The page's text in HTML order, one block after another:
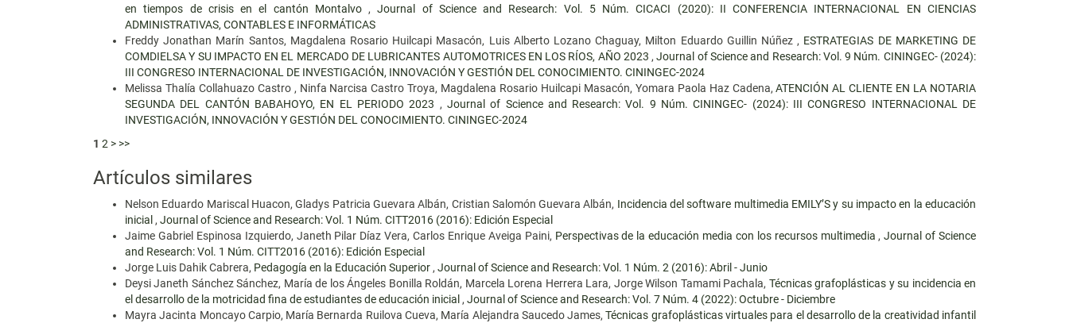
en tiempos de crisis en el cantón Montalvo ,Journal of Science and Research: Vol. 5 Núm. CICACI (2020): II CONFERENCIA INTERNACIONAL EN CIENCIAS
ADMINISTRATIVAS, CONTABLES E INFORMÁTICAS
Freddy Jonathan Marín Santos, Magdalena Rosario Huilcapi Masacón, Luis Alberto Lozano Chaguay, Milton Eduardo Guillin Núñez , ESTRATEGIAS DE MARKETING DE
COMDIELSA Y SU IMPACTO EN EL MERCADO DE LUBRICANTES AUTOMOTRICES EN LOS RÍOS, AÑO 2023 ,Journal of Science and Research: Vol. 9 Núm. CININGEC- (2024):
III CONGRESO INTERNACIONAL DE INVESTIGACIÓN, INNOVACIÓN Y GESTIÓN DEL CONOCIMIENTO. CININGEC-2024
Melissa Thalía Collahuazo Castro , Ninfa Narcisa Castro Troya, Magdalena Rosario Huilcapi Masacón, Yomara Paola Haz Cadena,ATENCIÓN AL CLIENTE EN LA NOTARIA
SEGUNDA DEL CANTÓN BABAHOYO, EN EL PERIODO 2023 , Journal of Science and Research: Vol. 9 Núm. CININGEC- (2024): III CONGRESO INTERNACIONAL DE
INVESTIGACIÓN, INNOVACIÓN Y GESTIÓN DEL CONOCIMIENTO. CININGEC-2024
1 2 > >>
Artículos similares
Nelson Eduardo Mariscal Huacon, Gladys Patricia Guevara Albán, Cristian Salomón Guevara Albán, Incidencia del software multimedia EMILY’S y su impacto en la educación
inicial , Journal of Science and Research: Vol. 1 Núm. CITT2016 (2016): Edición Especial
Jaime Gabriel Espinosa Izquierdo, Janeth Pilar Díaz Vera, Carlos Enrique Aveiga Paini, Perspectivas de la educación media con los recursos multimedia ,Journal of Science
and Research: Vol. 1 Núm. CITT2016 (2016): Edición Especial
Jorge Luis Dahik Cabrera, Pedagogía en la Educación Superior , Journal of Science and Research: Vol. 1 Núm. 2 (2016): Abril - Junio
Deysi Janeth Sánchez Sánchez, María de los Ángeles Bonilla Roldán, Marcela Lorena Herrera Lara, Jorge Wilson Tamami Pachala, Técnicas grafoplásticas y su incidencia en
el desarrollo de la motricidad fina de estudiantes de educación inicial , Journal of Science and Research: Vol. 7 Núm. 4 (2022): Octubre - Diciembre
Mayra Jacinta Moncayo Carpio, María Bernarda Ruilova Cueva, María Alejandra Saucedo James,Técnicas grafoplásticas virtuales para el desarrollo de la creatividad infantil